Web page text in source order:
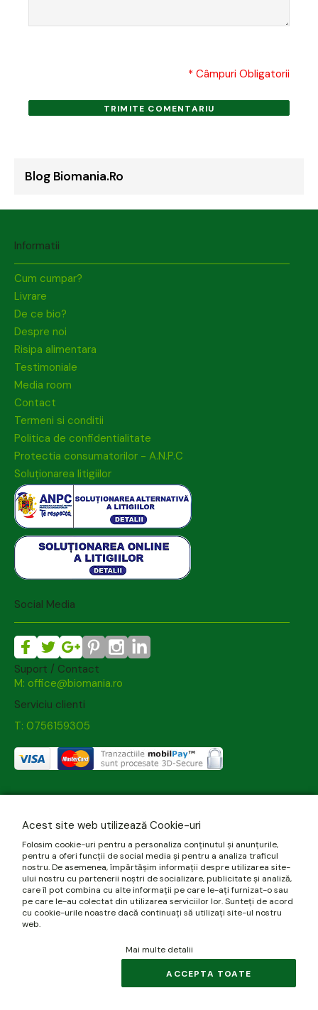
* Câmpuri Obligatorii
TRIMITE COMENTARIU
Blog Biomania.ro
Informatii
Cum cumpar?
Livrare
De ce bio?
Despre noi
Risipa alimentara
Testimoniale
Media room
Contact
Termeni si conditii
Politica de confidentialitate
Protectia consumatorilor - A.N.P.C
Soluționarea litigiilor
Social Media
Suport / Contact
M: office@biomania.ro
Serviciu clienti
T: 0756159305
Acest site web utilizează Cookie-uri
Folosim cookie-uri pentru a personaliza conținutul și anunțurile,
pentru a oferi funcții de social media și pentru a analiza traficul
nostru. De asemenea, împărtășim informații despre utilizarea site-
ului nostru cu partenerii noștri de socializare, publicitate și analiză,
care îl pot combina cu alte informații pe care le-ați furnizat-o sau
pe care le-au colectat din utilizarea serviciilor lor. Sunteți de acord
cu cookie-urile noastre dacă continuați să utilizați site-ul nostru
web.
Mai multe detalii
ACCEPTA TOATE
© 2026 biomania.ro | Powered byblugento.